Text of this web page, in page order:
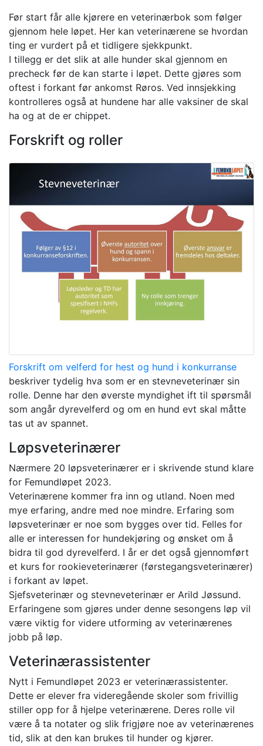
Før start får alle kjørere en veterinærbok som følger
gjennom hele løpet. Her kan veterinærene se hvordan
ting er vurdert på et tidligere sjekkpunkt.
I tillegg er det slik at alle hunder skal gjennom en
precheck før de kan starte i løpet. Dette gjøres som
oftest i forkant før ankomst Røros. Ved innsjekking
kontrolleres også at hundene har alle vaksiner de skal
ha og at de er chippet.
Forskrift og roller
Forskrift om velferd for hest og hund i konkurranse
beskriver tydelig hva som er en stevneveterinær sin
rolle. Denne har den øverste myndighet ift til spørsmål
som angår dyrevelferd og om en hund evt skal måtte
tas ut av spannet.
Løpsveterinærer
Nærmere 20 løpsveterinærer er i skrivende stund klare
for Femundløpet 2023.
Veterinærene kommer fra inn og utland. Noen med
mye erfaring, andre med noe mindre. Erfaring som
løpsveterinær er noe som bygges over tid. Felles for
alle er interessen for hundekjøring og ønsket om å
bidra til god dyrevelferd. I år er det også gjennomført
et kurs for rookieveterinærer (førstegangsveterinærer)
i forkant av løpet.
Sjefsveterinær og stevneveterinær er Arild Jøssund.
Erfaringene som gjøres under denne sesongens løp vil
være viktig for videre utforming av veterinærenes
jobb på løp.
Veterinærassistenter
Nytt i Femundløpet 2023 er veterinærassistenter.
Dette er elever fra videregående skoler som frivillig
stiller opp for å hjelpe veterinærene. Deres rolle vil
være å ta notater og slik frigjøre noe av veterinærenes
tid, slik at den kan brukes til hunder og kjører.